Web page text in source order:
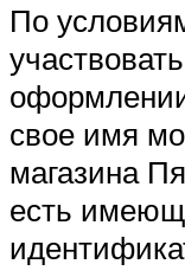
По
свое имя
магазина
есть